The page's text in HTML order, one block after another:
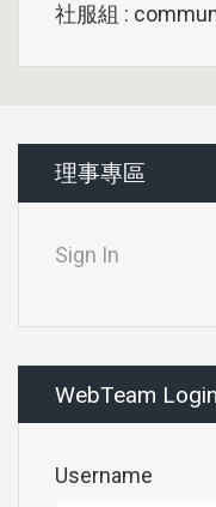
社服組 :
理事專區
Sign In
WebTeam Login
Username